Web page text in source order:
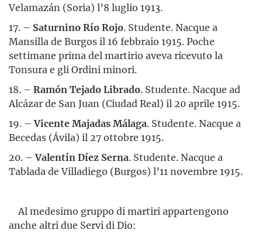
Velamazán (Soria) l’8 luglio 1913.
17. – Saturnino Río Rojo. Studente. Nacque a
Mansilla de Burgos il 16 febbraio 1915. Poche
settimane prima del martirio aveva ricevuto la
Tonsura e gli Ordini minori.
18. – Ramón Tejado Librado. Studente. Nacque ad
Alcázar de San Juan (Ciudad Real) il 20 aprile 1915.
19. –Vicente Majadas Málaga. Studente. Nacque a
Becedas (Ávila) il 27 ottobre 1915.
20. –Valentín Díez Serna. Studente. Nacque a
Tablada de Villadiego (Burgos) l’11 novembre 1915.
Al medesimo gruppo di martiri appartengono
anche altri due Servi di Dio: